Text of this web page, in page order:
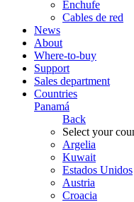
Enchufe
Cables de red
News
About
Where-to-buy
Support
Sales department
Countries
Panamá
Back
Select your
Argelia
Kuwait
Estados Unidos
Austria
Croacia